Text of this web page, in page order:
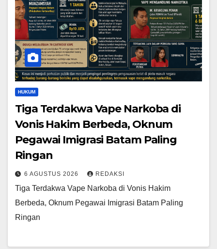
HUKUM
Tiga Terdakwa Vape Narkoba di
Vonis Hakim Berbeda, Oknum
Pegawai Imigrasi Batam Paling
Ringan
6 AGUSTUS 2026 REDAKSI
Tiga Terdakwa Vape Narkoba di Vonis Hakim
Berbeda, Oknum Pegawai Imigrasi Batam Paling
Ringan